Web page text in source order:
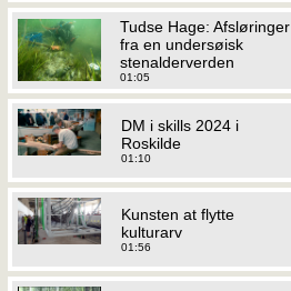
Tudse Hage: Afsløringer
fra en undersøisk
stenalderverden
01:05
DM i skills 2024 i
Roskilde
01:10
Kunsten at flytte
kulturarv
01:56